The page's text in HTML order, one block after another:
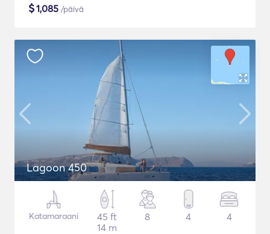
$1,085 /päivä
Lagoon 450
Katamaraani
45 ft
14 m
8 4 4